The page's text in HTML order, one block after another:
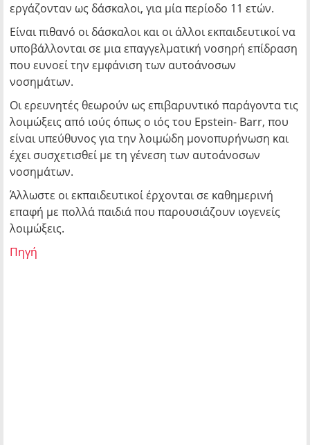
εργάζονταν ως δάσκαλοι, για μία περίοδο 11 ετών.
Είναι πιθανό οι δάσκαλοι και οι άλλοι εκπαιδευτικοί να
υποβάλλονται σε μια επαγγελματική νοσηρή επίδραση
που ευνοεί την εμφάνιση των αυτοάνοσων
νοσημάτων.
Οι ερευνητές θεωρούν ως επιβαρυντικό παράγοντα τις
λοιμώξεις από ιούς όπως ο ιός του Epstein- Barr, που
είναι υπεύθυνος για την λοιμώδη μονοπυρήνωση και
έχει συσχετισθεί με τη γένεση των αυτοάνοσων
νοσημάτων.
Άλλωστε οι εκπαιδευτικοί έρχονται σε καθημερινή
επαφή με πολλά παιδιά που παρουσιάζουν ιογενείς
λοιμώξεις.
Πηγή